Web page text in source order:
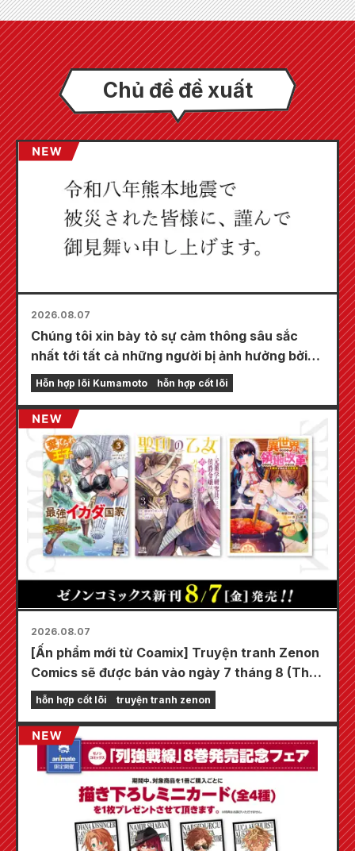
Chủ đề đề xuất
2026.08.07
Chúng tôi xin bày tỏ sự cảm thông sâu sắc
nhất tới tất cả những người bị ảnh hưởng bởi
trận động đất Kumamoto năm 2026.
Hỗn hợp lõi Kumamoto hỗn hợp cốt lõi
2026.08.07
[Ấn phẩm mới từ Coamix] Truyện tranh Zenon
Comics sẽ được bán vào ngày 7 tháng 8 (Thứ
Sáu)!
hỗn hợp cốt lõi truyện tranh zenon